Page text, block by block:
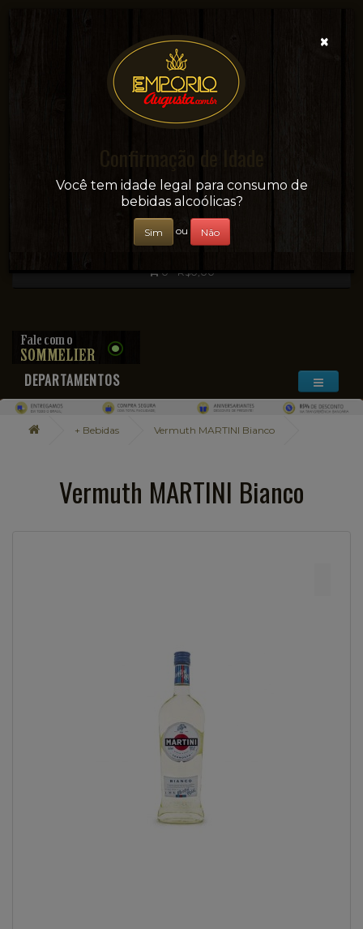
Sua conveniência e adega on-line!
0 - R$0,00
DEPARTAMENTOS
+ Bebidas Vermuth MARTINI Bianco
Vermuth MARTINI Bianco
×
Confirmação de Idade
Você tem idade legal para consumo de
bebidas alcoólicas?
Sim ou Não